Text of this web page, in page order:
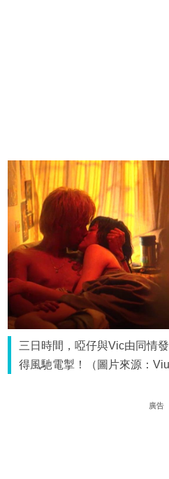
三日時間，啞仔與Vic由同情
得風馳電掣！（圖片來源：
廣告